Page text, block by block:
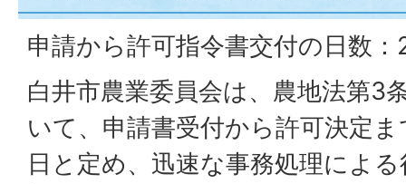
申請から許可指令書交付の日数：
白井市農業委員会は、農地法第3
いて、申請書受付から許可決定
日と定め、迅速な事務処理によ